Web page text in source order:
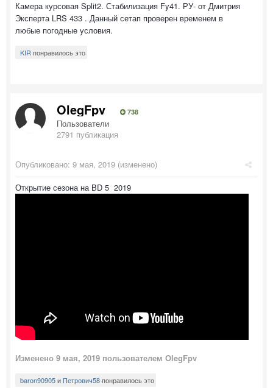
Камера курсовая Split2. Стабилизация Fy41. РУ- от Дмитрия
Эксперта LRS 433 . Данный сетап проверен временем в
любые погодные условия.
KIR понравилось это
OlegFpv 738
Пользователи
2791 публикация
Опубликовано: 9 мая, 2019 (изменено)
Открытие сезона на BD 5 2019
Изменено 9 мая, 2019 пользователем OlegFpv
baron90905и Петрович58понравилось это